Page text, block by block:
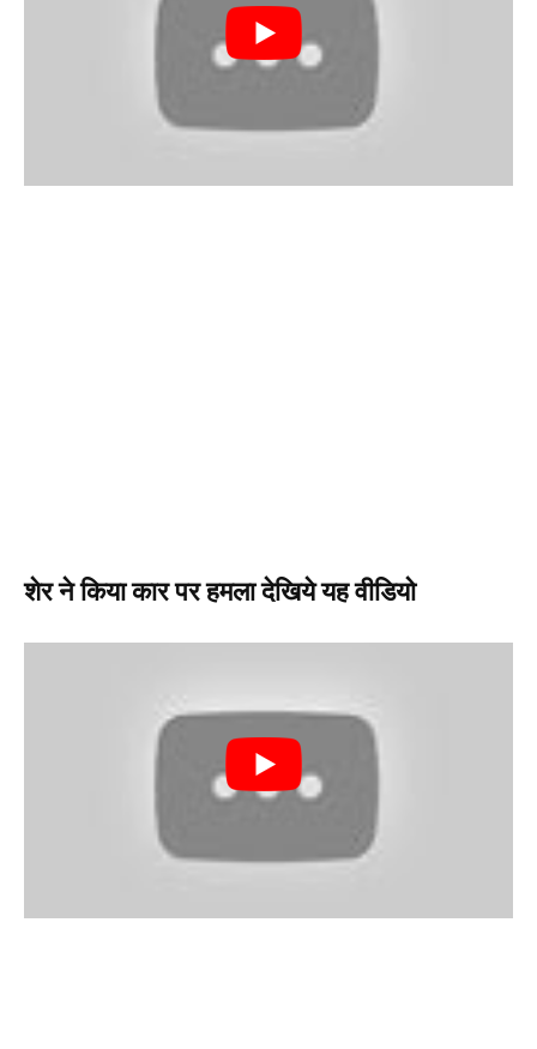
शेर ने किया कार पर हमला देखिये यह वीडियो